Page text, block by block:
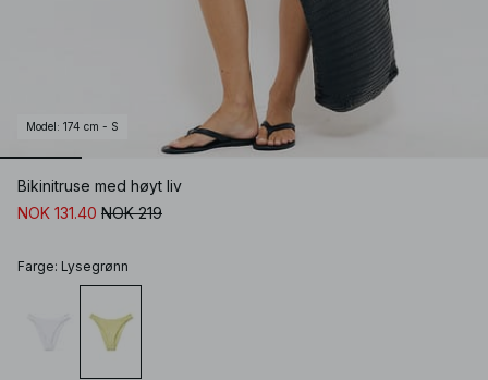
Model : 174 cm - S
Bikinitruse med høyt liv
NOK 131.40 NOK 219
Farge: Lysegrønn